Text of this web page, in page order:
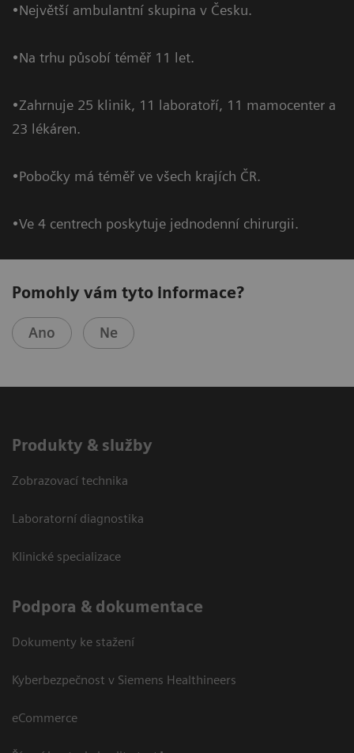
•Největší ambulantní skupina v Česku.
•Na trhu působí téměř 11 let.
•Zahrnuje 25 klinik, 11 laboratoří, 11 mamocenter a
23 lékáren.
•Pobočky má téměř ve všech krajích ČR.
•Ve 4 centrech poskytuje jednodenní chirurgii.
Pomohly vám tyto informace?
Ano Ne
Produkty & služby
Zobrazovací technika
Laboratorní diagnostika
Klinické specializace
Podpora & dokumentace
Dokumenty ke stažení
Kyberbezpečnost v Siemens Healthineers
eCommerce